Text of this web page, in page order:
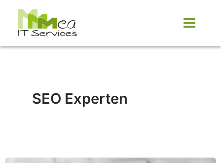
Zum
springen
SEO Experten